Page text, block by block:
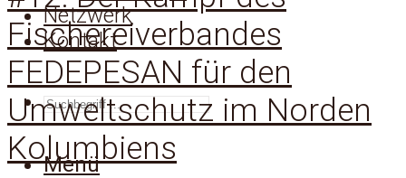
Netzwerk
Kontakt
SUCHEN
Menü
Fischereiverbandes
FEDEPESAN für den
Umweltschutz im Norden
Kolumbiens